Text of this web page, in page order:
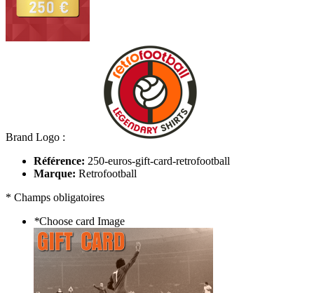
Brand Logo :
Référence: 250-euros-gift-card-retrofootball
Marque: Retrofootball
* Champs obligatoires
*Choose card Image